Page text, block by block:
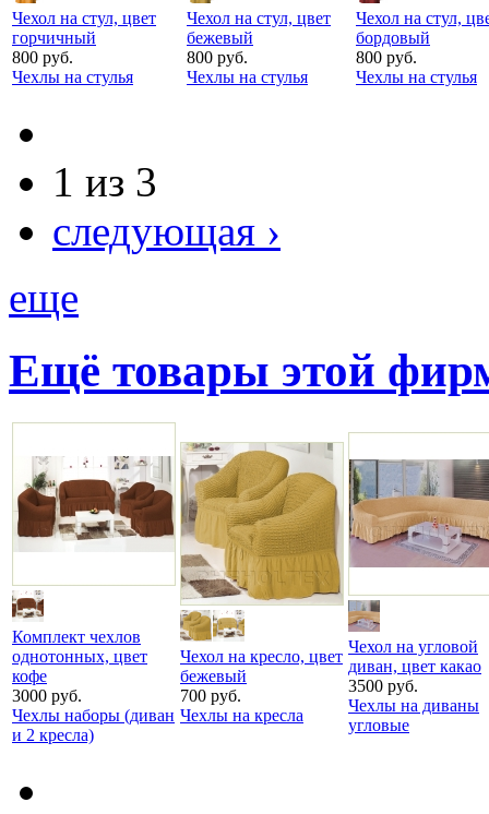
Чехол на стул, цвет
горчичный
800 руб.
Чехлы на стулья
Чехол на стул, цвет
бежевый
800 руб.
Чехлы на стулья
Чехол на стул,
бордовый
800 руб.
Чехлы на стулья
1 из 3
следующая ›
еще
Ещё товары этой
Комплект чехлов
однотонных, цвет
кофе
3000 руб.
Чехлы наборы (диван
и 2 кресла)
Чехол на кресло, цвет
бежевый
700 руб.
Чехлы на кресла
Чехол на угловой
диван, цвет какао
3500 руб.
Чехлы на диваны
угловые